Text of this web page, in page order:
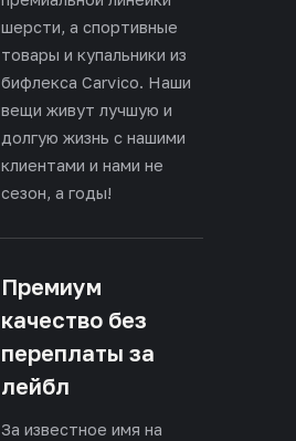
шерсти, а спортивные
товары и купальники из
бифлекса Carvico. Наши
вещи живут лучшую и
долгую жизнь с нашими
клиентами и нами не
сезон, а годы!
Премиум
качество без
переплаты за
лейбл
За известное имя на